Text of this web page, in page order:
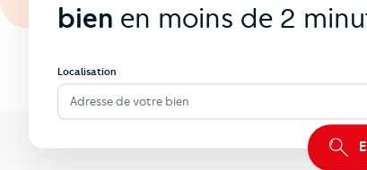
bien en moins de 2
Localisation
Adresse de votre bien